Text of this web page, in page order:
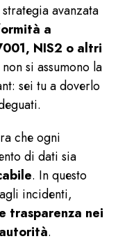
avanzata
a
NIS2 o altri
si assumono la
sei tu a doverlo
che ogni
di dati sia
. In questo
incidenti,
trasparenza nei
.